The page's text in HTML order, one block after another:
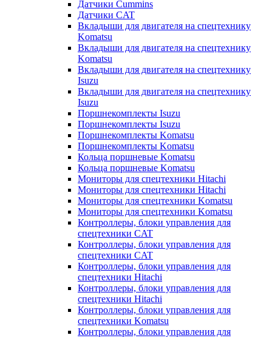
Датчики Cummins
Датчики CAT
Вкладыши для двигателя на спецтехнику
Komatsu
Вкладыши для двигателя на спецтехнику
Komatsu
Вкладыши для двигателя на спецтехнику
Isuzu
Вкладыши для двигателя на спецтехнику
Isuzu
Поршнекомплекты Isuzu
Поршнекомплекты Isuzu
Поршнекомплекты Komatsu
Поршнекомплекты Komatsu
Кольца поршневые Komatsu
Кольца поршневые Komatsu
Мониторы для спецтехники Hitachi
Мониторы для спецтехники Hitachi
Мониторы для спецтехники Komatsu
Мониторы для спецтехники Komatsu
Контроллеры, блоки управления для
спецтехники CAT
Контроллеры, блоки управления для
спецтехники CAT
Контроллеры, блоки управления для
спецтехники Hitachi
Контроллеры, блоки управления для
спецтехники Hitachi
Контроллеры, блоки управления для
спецтехники Komatsu
Контроллеры, блоки управления для